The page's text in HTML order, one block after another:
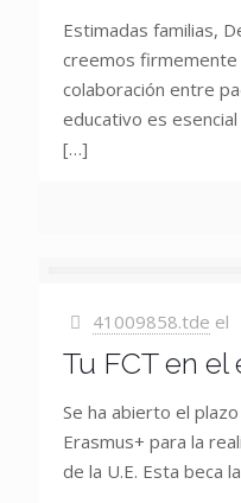
Estimadas familias,
creemos firmemente
colaboración entre
educativo es
[…]
41009858.tde el
Tu FCT en el
Se ha abierto el
Erasmus+ para la
de la U.E. Esta beca